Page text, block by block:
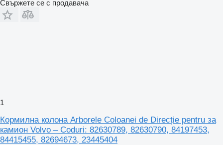
Свържете се с продавача
1
Кормилна колона Arborele Coloanei de Direcție pentru за
камион Volvo – Coduri: 82630789, 82630790, 84197453,
84415455, 82694673, 23445404